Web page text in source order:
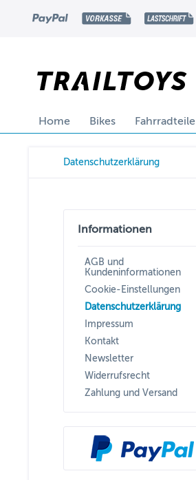
Home Bikes Fahrradteile
Datenschutzerklärung
Informationen
AGB und
Kundeninformationen
Cookie-Einstellungen
Datenschutzerklärung
Impressum
Kontakt
Newsletter
Widerrufsrecht
Zahlung und Versand